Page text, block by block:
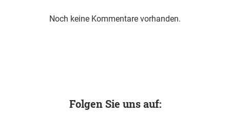
Noch keine Kommentare vorhanden.
Folgen Sie uns auf: